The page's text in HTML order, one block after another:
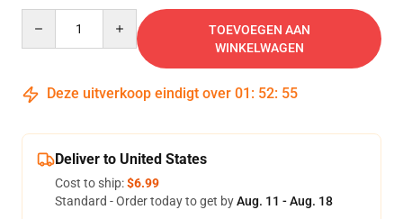
TOEVOEGEN AAN
WINKELWAGEN
Deze uitverkoop eindigt over 01 : 52: 54
Deliver to United States
Cost to ship:$6.99
Standard - Order today to get byAug. 11 - Aug. 18